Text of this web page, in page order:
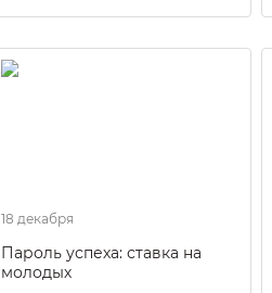
18 декабря
Пароль успеха: ставка на
молодых